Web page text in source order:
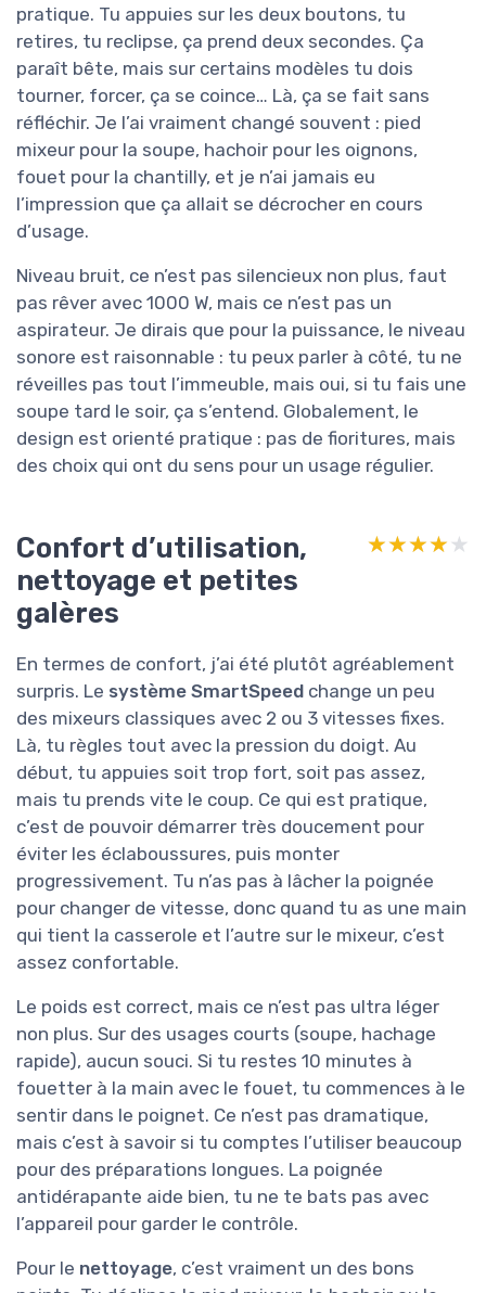
pratique. Tu appuies sur les deux boutons, tu
retires, tu reclipse, ça prend deux secondes. Ça
paraît bête, mais sur certains modèles tu dois
tourner, forcer, ça se coince… Là, ça se fait sans
réfléchir. Je l’ai vraiment changé souvent : pied
mixeur pour la soupe, hachoir pour les oignons,
fouet pour la chantilly, et je n’ai jamais eu
l’impression que ça allait se décrocher en cours
d’usage.
Niveau bruit, ce n’est pas silencieux non plus, faut
pas rêver avec 1000 W, mais ce n’est pas un
aspirateur. Je dirais que pour la puissance, le niveau
sonore est raisonnable : tu peux parler à côté, tu ne
réveilles pas tout l’immeuble, mais oui, si tu fais une
soupe tard le soir, ça s’entend. Globalement, le
design est orienté pratique : pas de fioritures, mais
des choix qui ont du sens pour un usage régulier.
Confort d’utilisation,
nettoyage et petites
galères
★★★★★
★★★★★
En termes de confort, j’ai été plutôt agréablement
surpris. Le système SmartSpeed change un peu
des mixeurs classiques avec 2 ou 3 vitesses fixes.
Là, tu règles tout avec la pression du doigt. Au
début, tu appuies soit trop fort, soit pas assez,
mais tu prends vite le coup. Ce qui est pratique,
c’est de pouvoir démarrer très doucement pour
éviter les éclaboussures, puis monter
progressivement. Tu n’as pas à lâcher la poignée
pour changer de vitesse, donc quand tu as une main
qui tient la casserole et l’autre sur le mixeur, c’est
assez confortable.
Le poids est correct, mais ce n’est pas ultra léger
non plus. Sur des usages courts (soupe, hachage
rapide), aucun souci. Si tu restes 10 minutes à
fouetter à la main avec le fouet, tu commences à le
sentir dans le poignet. Ce n’est pas dramatique,
mais c’est à savoir si tu comptes l’utiliser beaucoup
pour des préparations longues. La poignée
antidérapante aide bien, tu ne te bats pas avec
l’appareil pour garder le contrôle.
Pour le nettoyage, c’est vraiment un des bons